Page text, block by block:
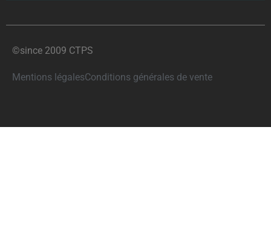
©since 2009 CTPS
Mentions légalesConditions générales de vente